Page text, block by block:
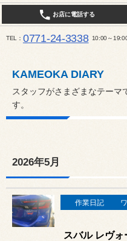
お店に電話する
TEL 0771-24-3338 10:00～
KAMEOKA DIARY
スタッフがさまざまなテーマ
す。
2026年5月
作業日記
スバル レヴ